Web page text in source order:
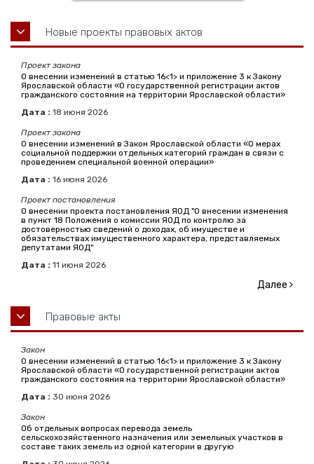
Новые проекты правовых актов
Проект закона
О внесении изменений в статью 16<1> и приложение 3 к Закону
Ярославской области «О государственной регистрации актов
гражданского состояния на территории Ярославской области»
Дата : 18 июня 2026
Проект закона
О внесении изменений в Закон Ярославской области «О мерах
социальной поддержки отдельных категорий граждан в связи с
проведением специальной военной операции»
Дата : 16 июня 2026
Проект постановления
О внесении проекта постановления ЯОД "О внесении изменения
в пункт 18 Положения о комиссии ЯОД по контролю за
достоверностью сведений о доходах, об имуществе и
обязательствах имущественного характера, представляемых
депутатами ЯОД"
Дата : 11 июня 2026
Далее
Правовые акты
Закон
О внесении изменений в статью 16<1> и приложение 3 к Закону
Ярославской области «О государственной регистрации актов
гражданского состояния на территории Ярославской области»
Дата : 30 июня 2026
Закон
Об отдельных вопросах перевода земель
сельскохозяйственного назначения или земельных участков в
составе таких земель из одной категории в другую